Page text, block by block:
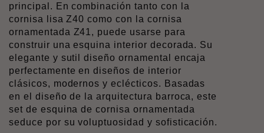
principal. En combinación tanto con la
cornisa lisa Z40 como con la cornisa
ornamentada Z41, puede usarse para
construir una esquina interior decorada. Su
elegante y sutil diseño ornamental encaja
perfectamente en diseños de interior
clásicos, modernos y eclécticos. Basadas
en el diseño de la arquitectura barroca, este
set de esquina de cornisa ornamentada
seduce por su voluptuosidad y sofisticación.